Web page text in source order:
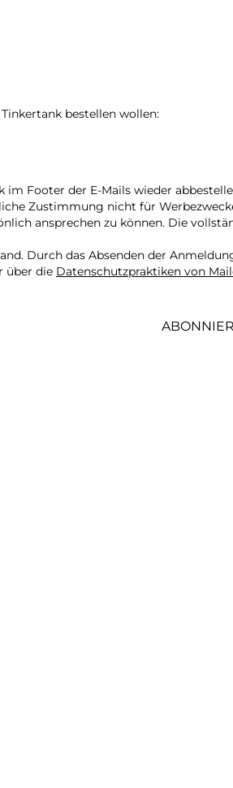
bestellen wollen:
Footer der E-Mails wieder
Zustimmung nicht für
ansprechen zu können. Die
Durch das Absenden der
über die Datenschutzpraktiken von